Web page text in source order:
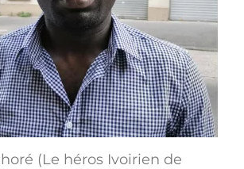
(Le héros Ivoirien de